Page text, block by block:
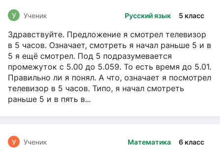
Русский язык 5 класс
У Ученик
Здравствуйте. Предложение я смотрел телевизор
в 5 часов. Означает, смотреть я начал раньше 5 и в
5 я ещё смотрел. Под 5 подразумевается
промежуток с 5.00 до 5.059. То есть время до 5.01.
Правильно ли я понял. А что, означает я посмотрел
телевизор в 5 часов. Типо, я начал смотреть
раньше 5 и в пять в...
Математика 6 класс
У Ученик